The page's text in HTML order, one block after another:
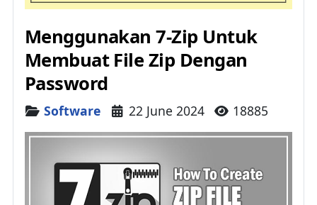
Menggunakan 7-Zip Untuk
Membuat File Zip Dengan
Password
Details
Software 22 June 2024 18885